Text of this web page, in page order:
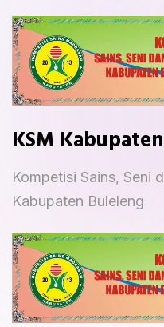
KSM
Kompetisi Sains, Seni
Kabupaten Buleleng